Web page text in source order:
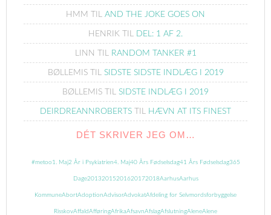
HMM TIL AND THE JOKE GOES ON
HENRIK TIL DEL: 1 AF 2.
LINN TIL RANDOM TANKER #1
BØLLEMISTIL SIDSTE SIDSTE INDLÆG I 2019
BØLLEMIS TIL SIDSTE INDLÆG I 2019
DEIRDREANNROBERTS TIL HÆVN AT ITS FINEST
DÉT SKRIVER JEG OM…
#metoo 1. Maj2 År i Psykiatrien4. Maj40 Års Fødselsdag41 Års Fødselsdag365
Dage20132015201620172018AarhusAarhus
KommuneAbortAdoptionAdvisorAdvokatAfdeling for Selvmordsforbyggelse
RisskovAffald AfføringAfrikaAfsavnAfslagAfslutningAleneAlene